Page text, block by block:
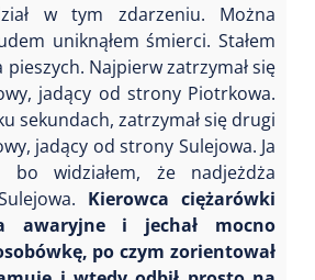
w tym zdarzeniu. Można
uniknąłem śmierci. Stałem
Najpierw zatrzymał się
jadący od strony Piotrkowa.
sekundach, zatrzymał się drugi
jadący od strony Sulejowa. Ja
bo widziałem, że nadjeżdża
Kierowca ciężarówki
awaryjne i jechał mocno
po czym zorientował